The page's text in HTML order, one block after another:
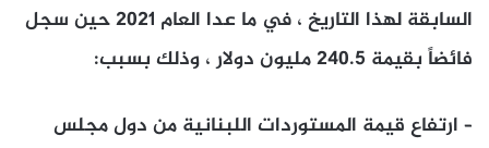
السابقة لهذا التاريخ ، في ما عدا العام 2021 حين سجل
فائضاً بقيمة 240.5 مليون دولار ، وذلك بسبب:
– ارتفاع قيمة المستوردات اللبنانية من دول مجلس